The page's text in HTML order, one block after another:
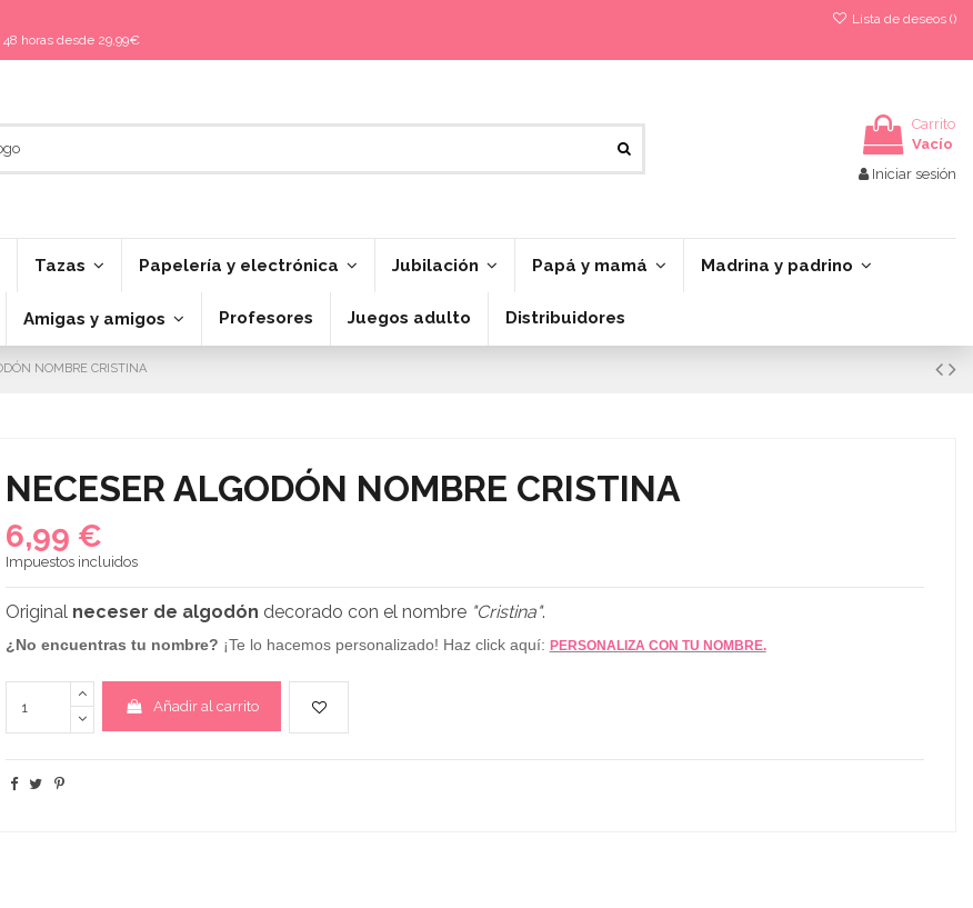
48 horas desde 29,99€
Lista de deseos ()
Carrito
Vacío
Iniciar sesión
Tazas Papelería y electrónica Jubilación Papá y mamá Madrina y padrino
Amigas y amigos Profesores Juegos adulto Distribuidores
NOMBRE CRISTINA
NECESER ALGODÓN NOMBRE CRISTINA
6,99 €
Impuestos incluidos
Originalneceser de algodón decorado con el nombre "Cristina".
¿No encuentras tu nombre? ¡Te lo hacemos personalizado! Haz click aquí: PERSONALIZA CON TU NOMBRE.
Añadir al carrito